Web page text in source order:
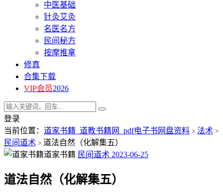
中医基础
针灸艾灸
名医名方
民间秘方
按摩推拿
修真
合集下载
VIP会员2026
登录
当前位置： 道家书籍_道教书籍网_pdf电子书网盘资料 > 法术 >
民间道术 > 道法自然（化解集五）
道家书籍 民间道术 2023-06-25
道法自然（化解集五）